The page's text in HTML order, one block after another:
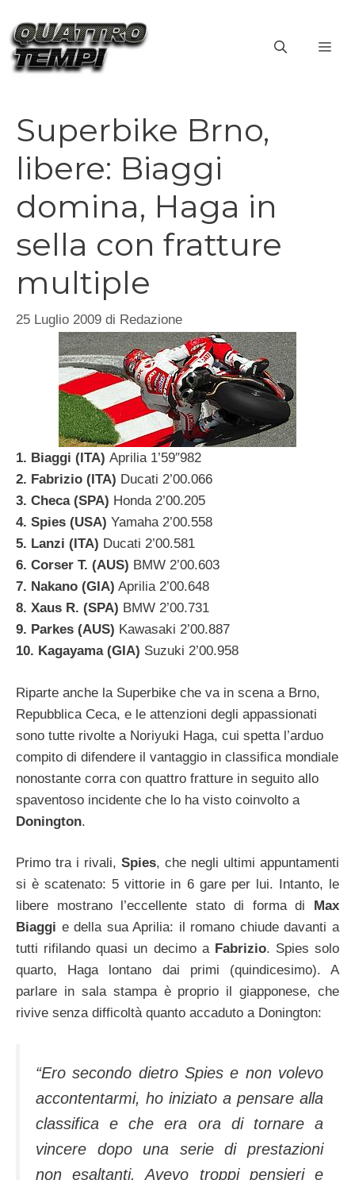
contenuto
Superbike Brno,
libere: Biaggi
domina, Haga in
sella con fratture
multiple
25 Luglio 2009 di Redazione
1. Biaggi (ITA) Aprilia 1’59″982
2. Fabrizio (ITA) Ducati 2’00.066
3. Checa (SPA) Honda 2’00.205
4. Spies (USA) Yamaha 2’00.558
5. Lanzi (ITA) Ducati 2’00.581
6. Corser T. (AUS) BMW 2’00.603
7. Nakano (GIA) Aprilia 2’00.648
8. Xaus R. (SPA) BMW 2’00.731
9. Parkes (AUS) Kawasaki 2’00.887
10. Kagayama (GIA) Suzuki 2’00.958
Riparte anche la Superbike che va in scena a Brno,
Repubblica Ceca, e le attenzioni degli appassionati
sono tutte rivolte a Noriyuki Haga, cui spetta l’arduo
compito di difendere il vantaggio in classifica mondiale
nonostante corra con quattro fratture in seguito allo
spaventoso incidente che lo ha visto coinvolto a
Donington.
Primo tra i rivali, Spies, che negli ultimi appuntamenti
si è scatenato: 5 vittorie in 6 gare per lui. Intanto, le
libere mostrano l’eccellente stato di forma di Max
Biaggi e della sua Aprilia: il romano chiude davanti a
tutti rifilando quasi un decimo a Fabrizio. Spies solo
quarto, Haga lontano dai primi (quindicesimo). A
parlare in sala stampa è proprio il giapponese, che
rivive senza difficoltà quanto accaduto a Donington:
“Ero secondo dietro Spies e non volevo
accontentarmi, ho iniziato a pensare alla
classifica e che era ora di tornare a
vincere dopo una serie di prestazioni
non esaltanti. Avevo troppi pensieri e